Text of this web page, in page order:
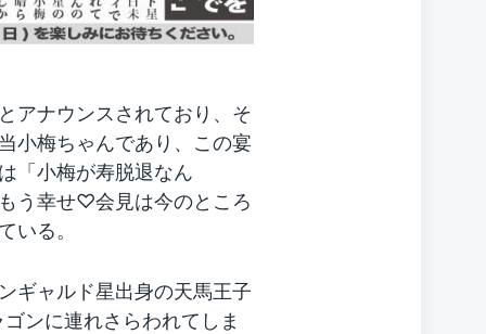
アナウンスされており、そ
小梅ちゃんであり、この宴
「小梅が寿脱退なん
う幸せ♡会見は今のところ
いる。
ギャルド星出身の天馬王子
ンに連れさらわれてしま